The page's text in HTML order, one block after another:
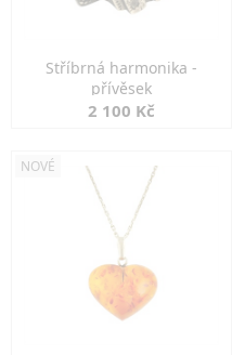
Stříbrná harmonika -
přívěsek
2 100 Kč
NOVÉ